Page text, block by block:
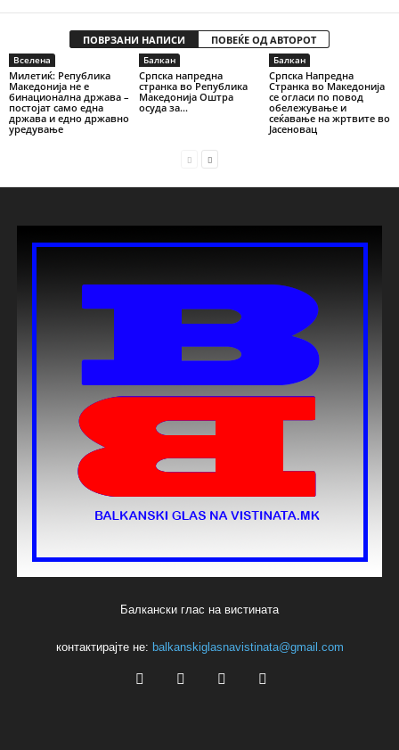
ПОВРЗАНИ НАПИСИ ПОВЕЌЕ ОД АВТОРОТ
Вселена
Милетиќ: Република
Македонија не е
бинационална држава –
постојат само една
држава и едно државно
уредување
Балкан
Српска напредна
странка во Република
Македонија Оштра
осуда за...
Балкан
Српска Напредна
Странка во Македонија
се огласи по повод
обележување и
сеќавање на жртвите во
Јасеновац
Балкански глас на вистината
контактирајте не: balkanskiglasnavistinata@gmail.com